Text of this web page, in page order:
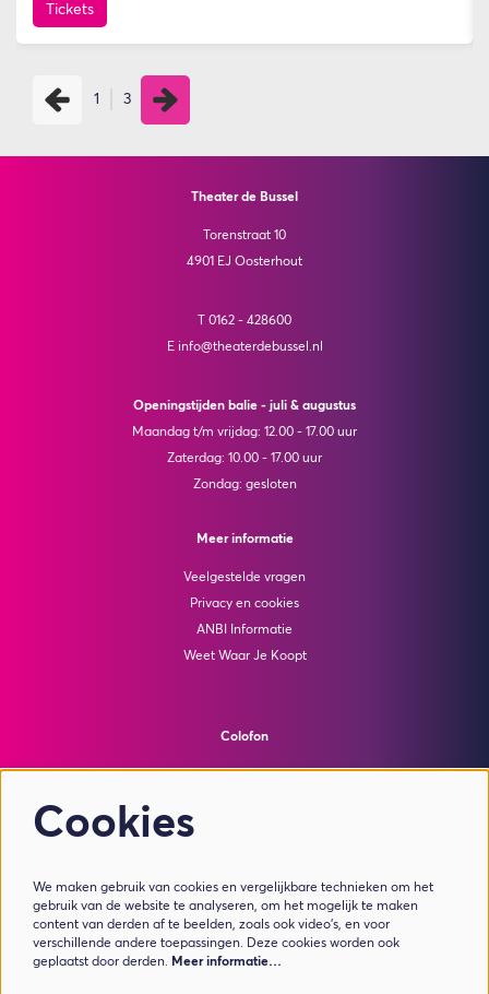
Tickets
1 3
Theater de Bussel
Torenstraat 10
4901 EJ Oosterhout
T 0162 - 428600
E info@theaterdebussel.nl
Openingstijden balie - juli & augustus
Maandag t/m vrijdag: 12.00 - 17.00 uur
Zaterdag: 10.00 - 17.00 uur
Zondag: gesloten
Meer informatie
Veelgestelde vragen
Privacy en cookies
ANBI Informatie
Weet Waar Je Koopt
Colofon
© Theater de Bussel
Meld je aan voor de nieuwsbrief
Cookies
We maken gebruik van cookies en vergelijkbare technieken om het
gebruik van de website te analyseren, om het mogelijk te maken
content van derden af te beelden, zoals ook video’s, en voor
verschillende andere toepassingen. Deze cookies worden ook
geplaatst door derden. Meer informatie…